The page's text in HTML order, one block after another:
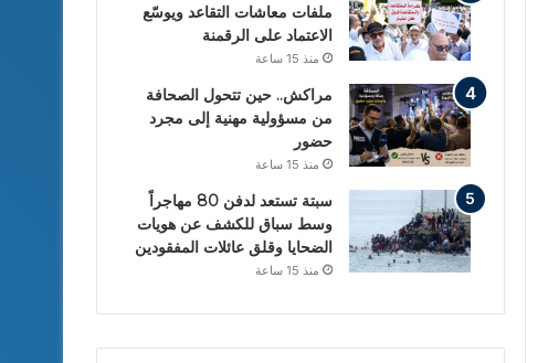
ملفات معاشات التقاعد ويوسّع
الاعتماد على الرقمنة
منذ 15 ساعة
مراكش.. حين تتحول الصحافة
من مسؤولية مهنية إلى مجرد
حضور
منذ 15 ساعة
سبتة تستعد لدفن 80 مهاجراً
وسط سباق للكشف عن هويات
الضحايا وقلق عائلات المفقودين
منذ 15 ساعة